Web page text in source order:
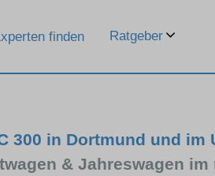
finden Ratgeber
300 in Dortmund und im
& Jahreswagen